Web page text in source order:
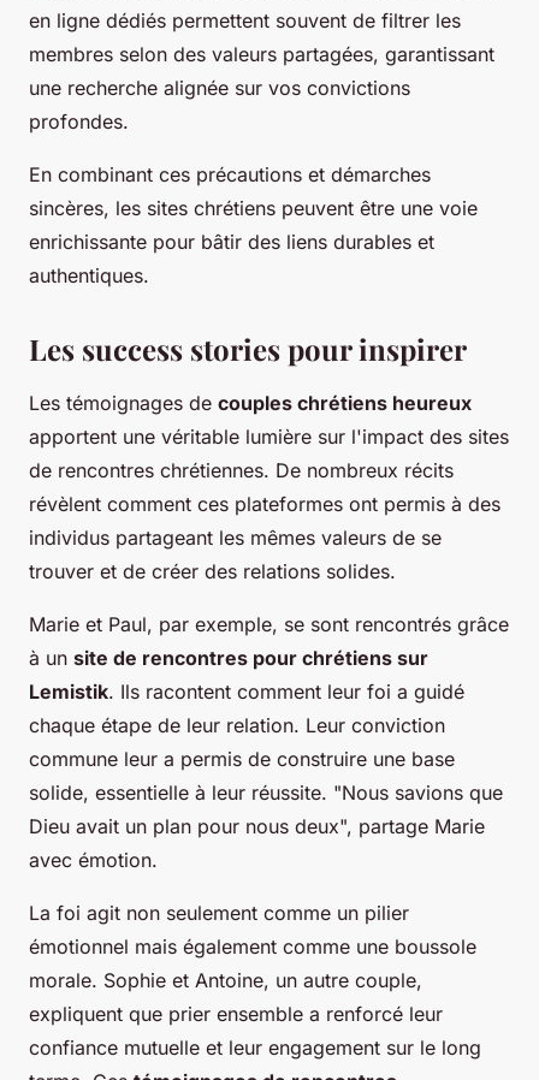
en ligne dédiés permettent souvent de filtrer les
membres selon des valeurs partagées, garantissant
une recherche alignée sur vos convictions
profondes.
En combinant ces précautions et démarches
sincères, les sites chrétiens peuvent être une voie
enrichissante pour bâtir des liens durables et
authentiques.
Les success stories pour inspirer
Les témoignages de couples chrétiens heureux
apportent une véritable lumière sur l'impact des sites
de rencontres chrétiennes. De nombreux récits
révèlent comment ces plateformes ont permis à des
individus partageant les mêmes valeurs de se
trouver et de créer des relations solides.
Marie et Paul, par exemple, se sont rencontrés grâce
à un site de rencontres pour chrétiens sur
Lemistik. Ils racontent comment leur foi a guidé
chaque étape de leur relation. Leur conviction
commune leur a permis de construire une base
solide, essentielle à leur réussite. "Nous savions que
Dieu avait un plan pour nous deux", partage Marie
avec émotion.
La foi agit non seulement comme un pilier
émotionnel mais également comme une boussole
morale. Sophie et Antoine, un autre couple,
expliquent que prier ensemble a renforcé leur
confiance mutuelle et leur engagement sur le long